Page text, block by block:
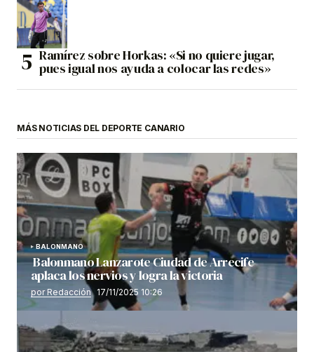
Ramírez sobre Horkas: «Si no quiere jugar,
pues igual nos ayuda a colocar las redes»
MÁS NOTICIAS DEL DEPORTE CANARIO
BALONMANO
Balonmano Lanzarote Ciudad de Arrecife
aplaca los nervios y logra la victoria
por Redacción 17/11/2025 10:26